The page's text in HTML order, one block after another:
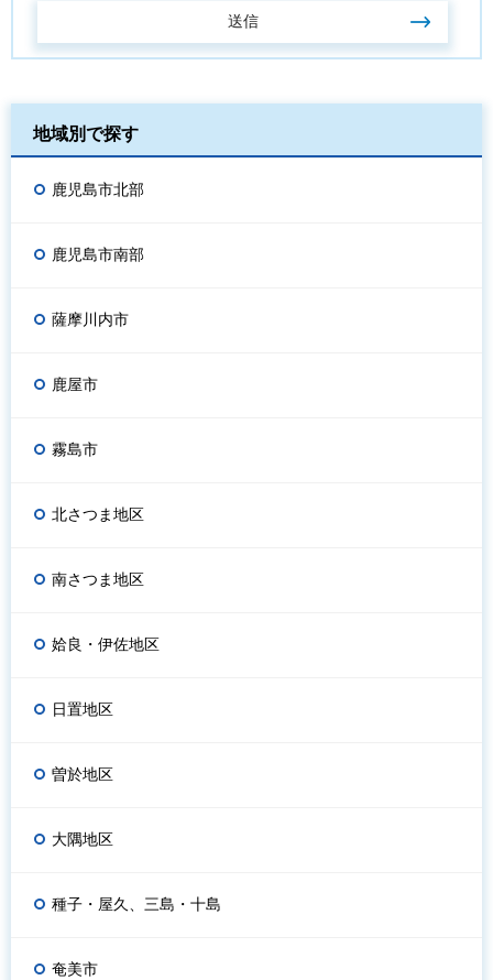
地域別で探す
鹿児島市北部
鹿児島市南部
薩摩川内市
鹿屋市
霧島市
北さつま地区
南さつま地区
姶良・伊佐地区
日置地区
曽於地区
大隅地区
種子・屋久、三島・十島
奄美市